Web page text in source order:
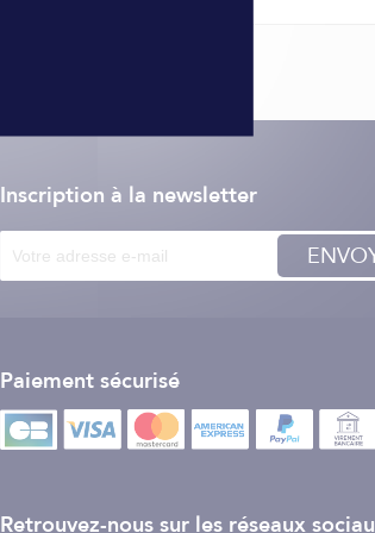
Inscription à la newsletter
Paiement sécurisé
Retrouvez-nous sur les réseaux